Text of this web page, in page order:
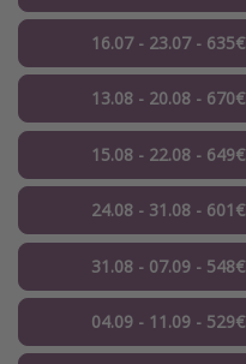
16.07 - 23.07 - 635€
13.08 - 20.08 - 670€
15.08 - 22.08 - 649€
24.08 - 31.08 - 601€
31.08 - 07.09 - 548€
04.09 - 11.09 - 529€